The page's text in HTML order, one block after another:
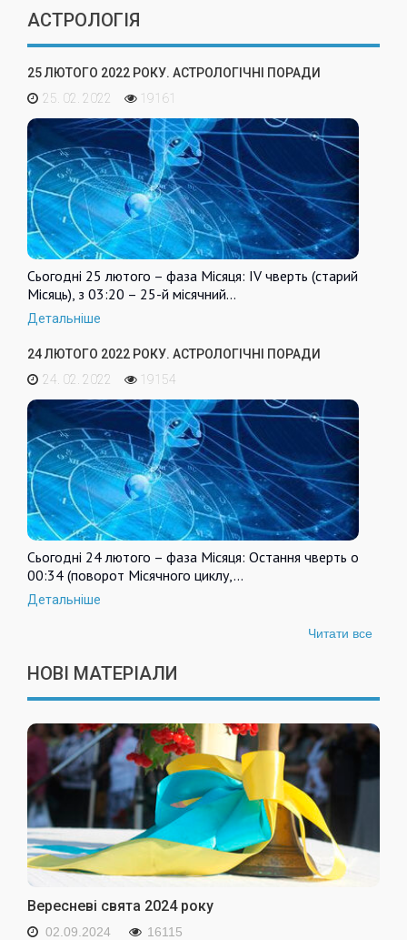
АСТРОЛОГІЯ
25 ЛЮТОГО 2022 РОКУ. АСТРОЛОГІЧНІ ПОРАДИ
25. 02. 2022
19161
Сьогодні 25 лютого – фаза Місяця: IV чверть (старий
Місяць), з 03:20 – 25-й місячний…
Детальніше
24 ЛЮТОГО 2022 РОКУ. АСТРОЛОГІЧНІ ПОРАДИ
24. 02. 2022
19154
Сьогодні 24 лютого – фаза Місяця: Остання чверть о
00:34 (поворот Місячного циклу,…
Детальніше
Читати все
НОВІ МАТЕРІАЛИ
Вересневі свята 2024 року
02.09.2024 16115